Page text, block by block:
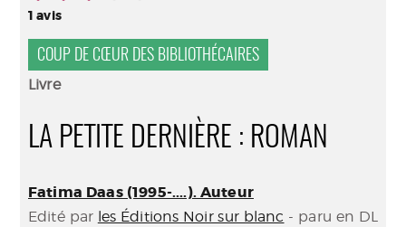
1avis
COUP DE CŒUR DES BIBLIOTHÉCAIRES
Livre
LA PETITE DERNIÈRE : ROMAN
Fatima Daas (1995-....). Auteur
Edité par les Éditions Noir sur blanc - paru en DL